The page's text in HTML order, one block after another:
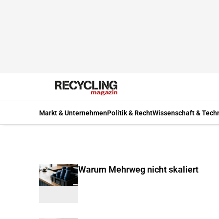
Markt & UnternehmenPolitik & RechtWissenschaft &
Warum Mehrweg nicht skaliert